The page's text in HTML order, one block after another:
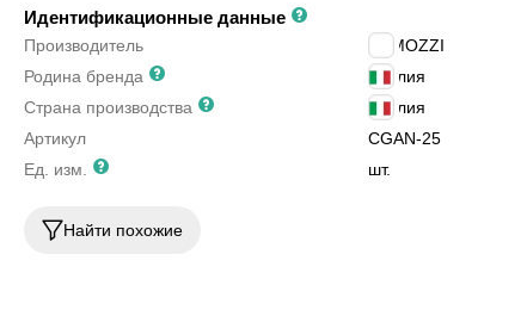
Идентификационные данные
Производитель
CAMOZZI
Родина бренда
Италия
Страна производства
Италия
Артикул
CGAN-25
Ед. изм.
шт.
Найти похожие